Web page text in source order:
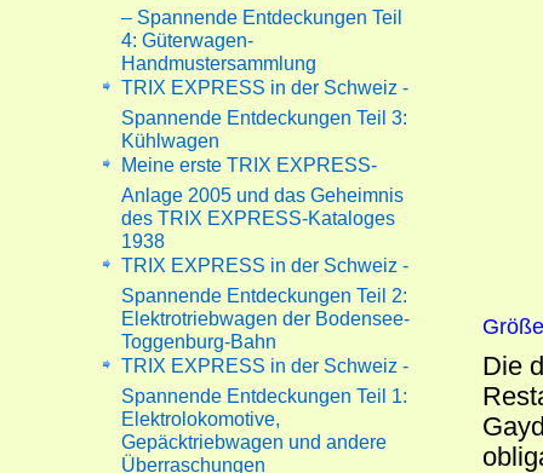
Die
– Spannende Entdeckungen Teil
4: Güterwagen-
Handmustersammlung
TRIX EXPRESS in der Schweiz -
Spannende Entdeckungen Teil 3:
Kühlwagen
Meine erste TRIX EXPRESS-
Anlage 2005 und das Geheimnis
des TRIX EXPRESS-Kataloges
1938
TRIX EXPRESS in der Schweiz -
Spannende Entdeckungen Teil 2:
Elektrotriebwagen der Bodensee-
Toggenburg-Bahn
TRIX EXPRESS in der Schweiz -
Spannende Entdeckungen Teil 1:
Elektrolokomotive,
Gepäcktriebwagen und andere
Überraschungen